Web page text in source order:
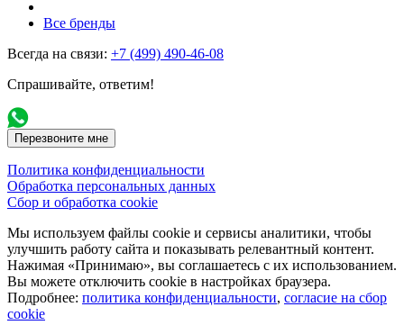
Все бренды
Всегда на связи: +7 (499) 490-46-08
Спрашивайте, ответим!
Перезвоните мне
Политика конфиденциальности
Обработка персональных данных
Сбор и обработка cookie
Мы используем файлы cookie и сервисы аналитики, чтобы
улучшить работу сайта и показывать релевантный контент.
Нажимая «Принимаю», вы соглашаетесь с их использованием.
Вы можете отключить cookie в настройках браузера.
Подробнее: политика конфиденциальности, согласие на сбор
cookie